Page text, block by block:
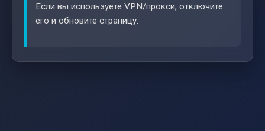
Если вы используете VPN/прокси, отключите
его и обновите страницу.